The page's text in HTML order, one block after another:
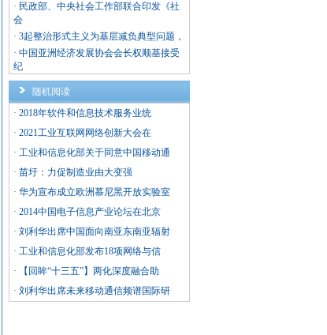
· 民政部、中央社会工作部联合印发《社
会
· 3起整治形式主义为基层减负典型问题，
· 中国亚洲经济发展协会会长权顺基接受
纪
随机阅读
· 2018年软件和信息技术服务业统
· 2021工业互联网网络创新大会在
· 工业和信息化部关于同意中国移动通
· 苗圩：力促制造业由大变强
· 华为宣布成立欧洲慕尼黑开放实验室
· 2014中国电子信息产业论坛在北京
· 刘利华出席中国面向南亚东南亚辐射
· 工业和信息化部发布18项网络与信
·
【回眸“十三五”】两化深度融合助
· 刘利华出席未来移动通信频谱国际研